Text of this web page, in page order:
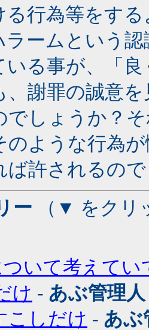
る行為等をす
ラームという
いる事が、「
、謝罪の誠意
でしょうか？
のような行為
ば許されるの
ー （▼ をクリ
いて考えてい
け - あぶ管理人
こしだけ - あぶ